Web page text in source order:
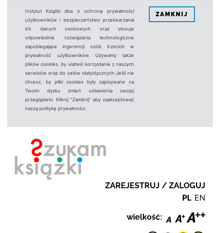
Instytut Książki dba o ochronę prywatności
użytkowników i bezpieczeństwo przetwarzania
ich danych osobowych oraz stosuje
odpowiednie rozwiązania technologiczne
zapobiegające ingerencji osób trzecich w
prywatność użytkowników. Używamy także
plików cookies, by ułatwić korzystanie z naszych
serwisów oraz do celów statystycznych.Jeśli nie
chcesz, by pliki cookies były zapisywane na
Twoim dysku zmień ustawienia swojej
przeglądarki. Kliknij "Zamknij" aby zaakceptować
naszą politykę prywatności.
ZAMKNIJ
ZAREJESTRUJ / ZALOGUJ
PL EN
wielkość: